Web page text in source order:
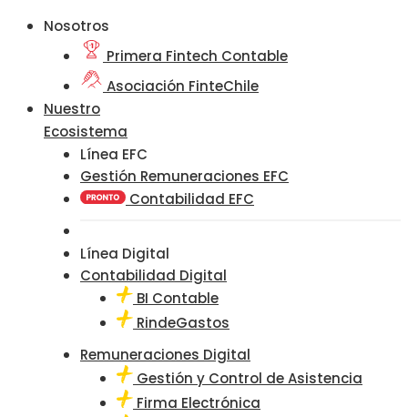
Nosotros
Primera Fintech Contable
Asociación FinteChile
Nuestro
Ecosistema
Línea EFC
Gestión Remuneraciones EFC
Contabilidad EFC
Línea Digital
Contabilidad Digital
BI Contable
RindeGastos
Remuneraciones Digital
Gestión y Control de Asistencia
Firma Electrónica